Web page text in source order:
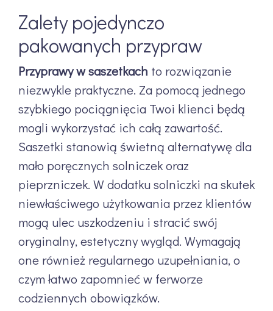
Zalety pojedynczo
pakowanych przypraw
Przyprawy w saszetkach to rozwiązanie
niezwykle praktyczne. Za pomocą jednego
szybkiego pociągnięcia Twoi klienci będą
mogli wykorzystać ich całą zawartość.
Saszetki stanowią świetną alternatywę dla
mało poręcznych solniczek oraz
pieprzniczek. W dodatku solniczki na skutek
niewłaściwego użytkowania przez klientów
mogą ulec uszkodzeniu i stracić swój
oryginalny, estetyczny wygląd. Wymagają
one również regularnego uzupełniania, o
czym łatwo zapomnieć w ferworze
codziennych obowiązków.